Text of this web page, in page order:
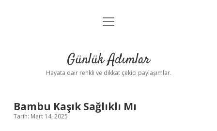
Anasayfa
Yasal Uyarı
menüyü
Günlük Adımlar
Hayata dair renkli ve dikkat çekici paylaşımlar.
Bambu Kaşık Sağlıklı Mı
Tarih: Mart 14, 2025